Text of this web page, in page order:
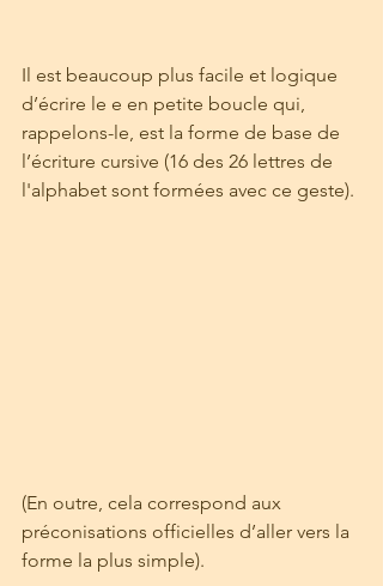
Il est beaucoup plus facile et logique
d’écrire le e en petite boucle qui,
rappelons-le, est la forme de base de
l’écriture cursive (16 des 26 lettres de
l'alphabet sont formées avec ce geste).
(En outre, cela correspond aux
préconisations officielles d’aller vers la
forme la plus simple).